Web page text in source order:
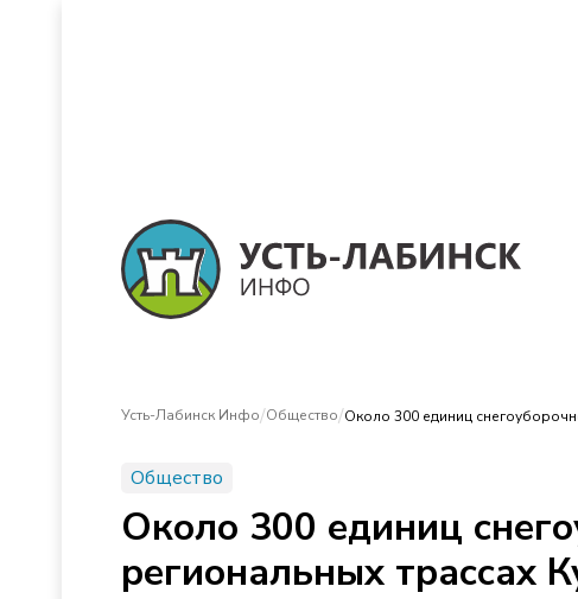
Усть-Лабинск Инфо/Общество/Около 300 единиц
Общество
Около 300 единиц
региональных трассах